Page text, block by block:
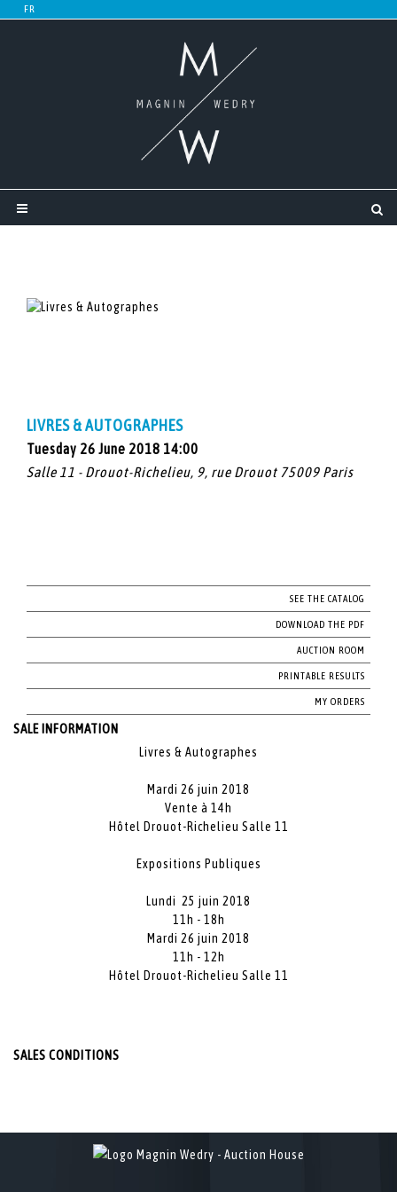
LIVRES & AUTOGRAPHES
Tuesday 26 June 2018 14:00
Salle 11 - Drouot-Richelieu, 9, rue Drouot 75009 Paris
SEE THE CATALOG
DOWNLOAD THE PDF
AUCTION ROOM
PRINTABLE RESULTS
MY ORDERS
SALE INFORMATION
Livres & Autographes
Mardi 26 juin 2018
Vente à 14h
Hôtel Drouot-Richelieu Salle 11
Expositions Publiques
Lundi 25 juin 2018
11h - 18h
Mardi 26 juin 2018
11h - 12h
Hôtel Drouot-Richelieu Salle 11
SALES CONDITIONS